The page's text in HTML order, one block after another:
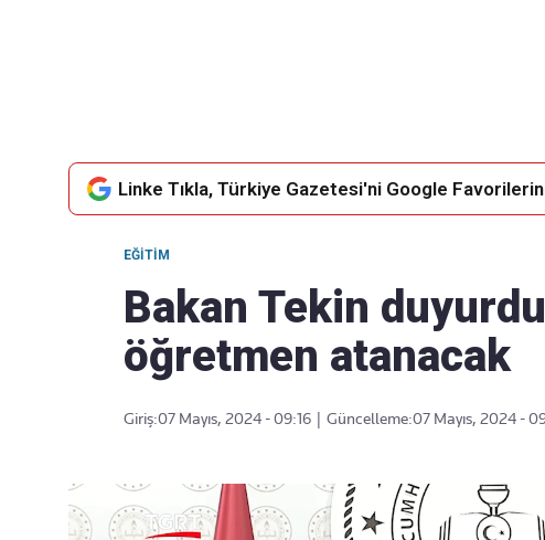
Linke Tıkla, Türkiye Gazetesi'ni Google
EĞITIM
Bakan Tekin
öğretmen atanacak
Giriş:07 Mayıs, 2024 - 09:16 Güncelleme:07 Mayıs, 2024 -